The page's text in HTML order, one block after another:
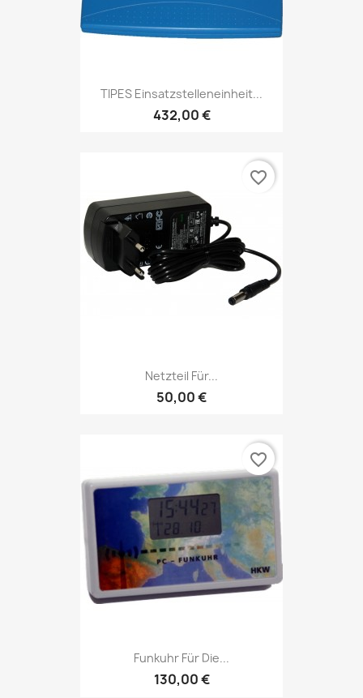
TIPES Einsatzstelleneinheit...
432,00 €
Netzteil Für...
50,00 €
favorite_border
Funkuhr Für Die...
130,00 €
favorite_border